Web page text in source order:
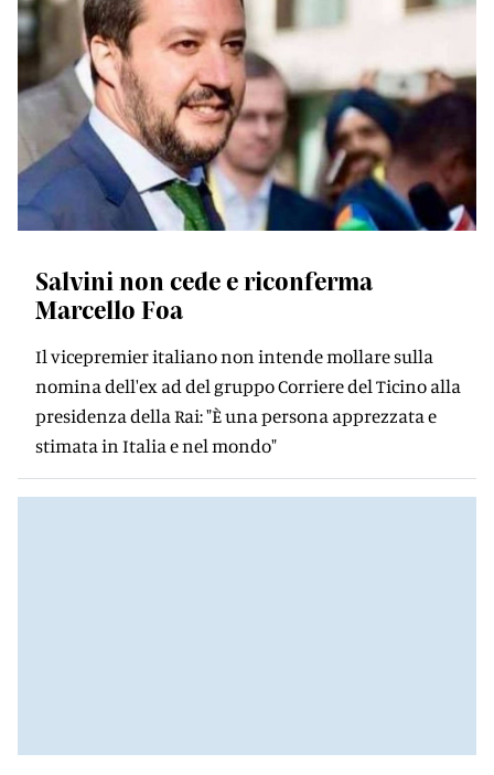
Salvini non cede e riconferma
Marcello Foa
Il vicepremier italiano non intende mollare sulla
nomina dell'ex ad del gruppo Corriere del Ticino alla
presidenza della Rai: "È una persona apprezzata e
stimata in Italia e nel mondo"